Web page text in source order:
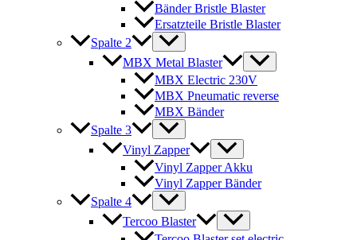
Bänder Bristle Blaster
Ersatzteile Bristle Blaster
Spalte 2
MBX Metal Blaster
MBX Electric 230V
MBX Pneumatic reverse
MBX Bänder
Spalte 3
Vinyl Zapper
Vinyl Zapper Akku
Vinyl Zapper Bänder
Spalte 4
Tercoo Blaster